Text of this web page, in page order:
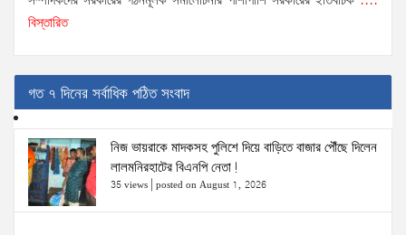
বিস্তারিত
গত ৭ দিনের সর্বাধিক পঠিত সংবাদ
নিজ ভায়রাকে মাদকসহ পুলিশে দিয়ে বাড়িতে বাজার পৌঁছে দিলেন
লালমনিরহাটের বিএনপি নেতা!
35 views posted on August 1, 2026